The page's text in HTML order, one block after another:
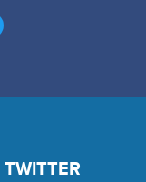
TWITTER